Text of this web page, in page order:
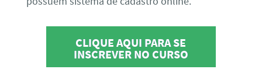
CLIQUE AQUI PARA SE
INSCREVER NO CURSO